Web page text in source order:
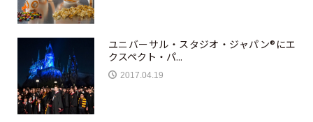
ユニバーサル・スタジオ・ジャパン®にエ
クスペクト・パ...
2017.04.19